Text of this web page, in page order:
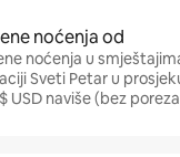
noćenja od
noćenja u
Sveti Petar u
USD naviše (bez